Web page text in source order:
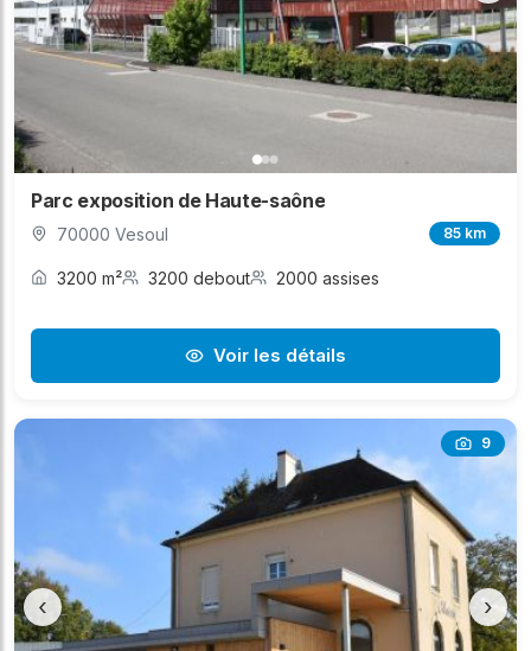
Parc exposition de Haute-saône
70000 Vesoul 85 km
3200 m² 3200 debout 2000 assises
Voir les détails
9
‹ ›